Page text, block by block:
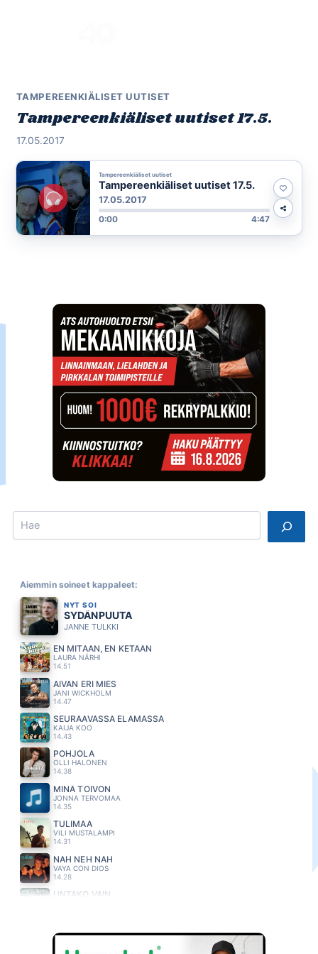
TAMPEREENKIÄLISET UUTISET
Tampereenkiäliset uutiset 17.5.
17.05.2017
Tampereenkiäliset uutiset
Tampereenkiäliset uutiset 17.5.
17.05.2017
0:00 4:47
Search
Aiemmin soineet kappaleet:
NYT SOI
SYDÄNPUUTA
JANNE TULKKI
EN MITÄÄN, EN KETÄÄN
LAURA NÄRHI
14.51
AIVAN ERI MIES
JANI WICKHOLM
14.47
SEURAAVASSA ELAMASSA
KAIJA KOO
14.43
POHJOLA
OLLI HALONEN
14.38
MINÄ TOIVON
JONNA TERVOMAA
14.35
TULIMAA
VILI MUSTALAMPI
14.31
NAH NEH NAH
VAYA CON DIOS
14.28
UNTAKO VAIN
ILTA